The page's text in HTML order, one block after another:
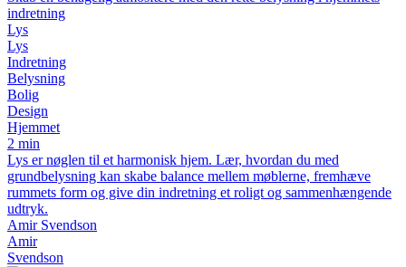
indretning
Lys
Lys
Indretning
Belysning
Bolig
Design
Hjemmet
2 min
Lys er nøglen til et harmonisk hjem. Lær, hvordan du med
grundbelysning kan skabe balance mellem møblerne, fremhæve
rummets form og give din indretning et roligt og sammenhængende
udtryk.
Amir Svendson
Amir
Svendson